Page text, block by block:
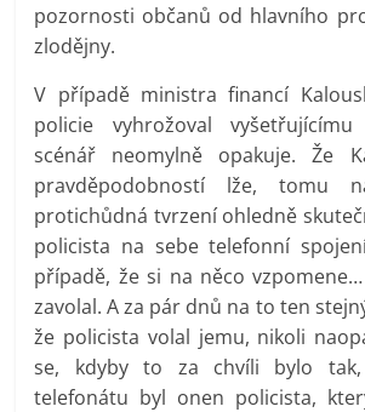
pozornosti občanů od hlavního
zlodějny.
V případě ministra financí
policie vyhrožoval
scénář neomylně opakuje. Že
pravděpodobností lže, tomu
protichůdná tvrzení ohledně
policista na sebe telefonní
případě, že si na něco
zavolal. A za pár dnů na to ten
že policista volal jemu, nikoli
se, kdyby to za chvíli bylo tak,
telefonátu byl onen policista,